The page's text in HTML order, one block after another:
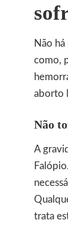
Não
como,
aborto
Não
A
trata